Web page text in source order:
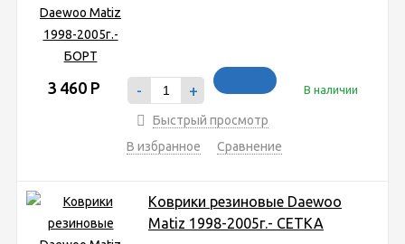
3 460 Р - + В наличии
Быстрый просмотр
В избранное
Сравнение
Коврики резиновые Daewoo
Matiz 1998-2005г.- СЕТКА